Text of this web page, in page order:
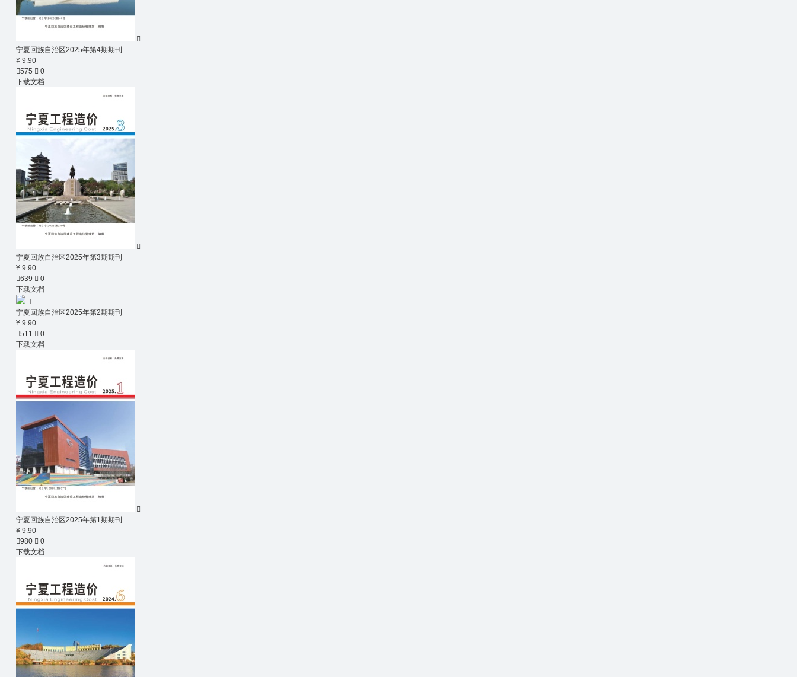

宁夏回族自治区2025年第4期期刊
¥ 9.90
575  0
下载文档

宁夏回族自治区2025年第3期期刊
¥ 9.90
639  0
下载文档

宁夏回族自治区2025年第2期期刊
¥ 9.90
511  0
下载文档

宁夏回族自治区2025年第1期期刊
¥ 9.90
980  0
下载文档